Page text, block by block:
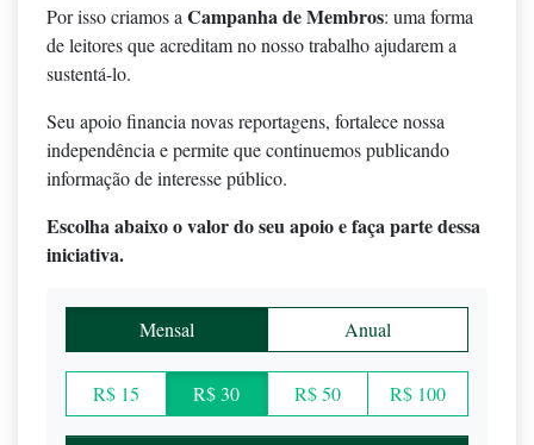
Por isso criamos a Campanha de Membros: uma forma
de leitores que acreditam no nosso trabalho ajudarem a
sustentá-lo.
Seu apoio financia novas reportagens, fortalece nossa
independência e permite que continuemos publicando
informação de interesse público.
Escolha abaixo o valor do seu apoio e faça parte dessa
iniciativa.
Mensal Anual
R$ 15 R$ 30 R$ 50 R$ 100